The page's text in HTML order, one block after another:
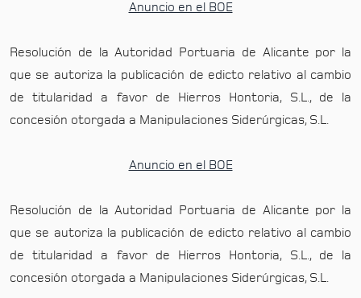
Anuncio en el BOE
Resolución de la Autoridad Portuaria de Alicante por la
que se autoriza la publicación de edicto relativo al cambio
de titularidad a favor de Hierros Hontoria, S.L., de la
concesión otorgada a Manipulaciones Siderúrgicas, S.L.
Anuncio en el BOE
Resolución de la Autoridad Portuaria de Alicante por la
que se autoriza la publicación de edicto relativo al cambio
de titularidad a favor de Hierros Hontoria, S.L., de la
concesión otorgada a Manipulaciones Siderúrgicas, S.L.